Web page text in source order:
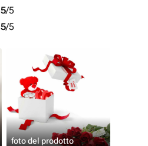
5/5
5/5
foto del prodotto